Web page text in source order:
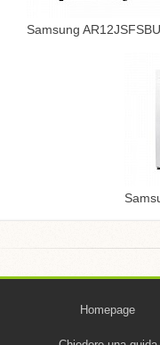
Samsung
Homepage